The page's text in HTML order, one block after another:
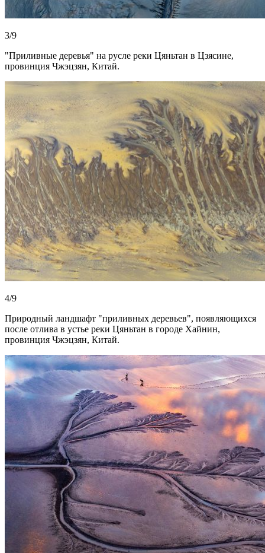
3/9
"Приливные деревья" на русле реки Цяньтан в Цзясине,
провинция Чжэцзян, Китай.
4/9
Природный ландшафт "приливных деревьев", появляющихся
после отлива в устье реки Цяньтан в городе Хайнин,
провинция Чжэцзян, Китай.